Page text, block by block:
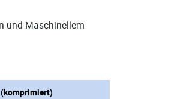
und Maschinellem
(komprimiert)